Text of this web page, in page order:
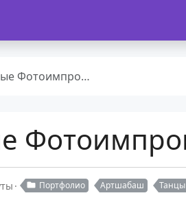
Портфолио Артшабаш Танцы